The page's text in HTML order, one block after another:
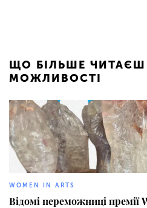
ЩО БІЛЬШЕ
МОЖЛИВОСТІ
WOMEN IN ARTS
Відомі переможниці премії